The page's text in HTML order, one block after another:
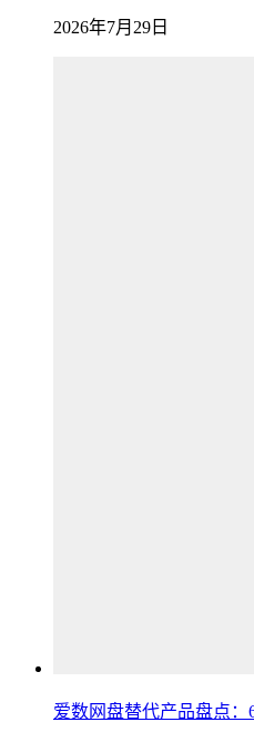
2026年7月29日
爱数网盘替代产品盘点